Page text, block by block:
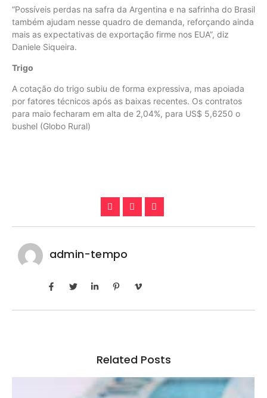
“Possíveis perdas na safra da Argentina e na safrinha do Brasil
também ajudam nesse quadro de demanda, reforçando ainda
mais as expectativas de exportação firme nos EUA”, diz
Daniele Siqueira.
Trigo
A cotação do trigo subiu de forma expressiva, mas apoiada
por fatores técnicos após as baixas recentes. Os contratos
para maio fecharam em alta de 2,04%, para US$ 5,6250 o
bushel (Globo Rural)
admin-tempo
Related Posts